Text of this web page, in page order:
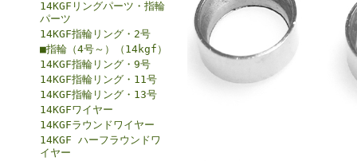
14KGFリングパーツ・指輪
パーツ
14KGF指輪リング・2号
■指輪（4号～）（14kgf）
14KGF指輪リング・9号
14KGF指輪リング・11号
14KGF指輪リング・13号
14KGFワイヤー
14KGFラウンドワイヤー
14KGF ハーフラウンドワ
イヤー